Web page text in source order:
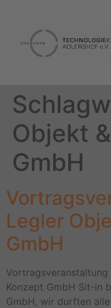
Objekt
GmbH
Legler
GmbH
Vortragsveranstaltung
Konzept GmbH Sit-in
GmbH, wir durften